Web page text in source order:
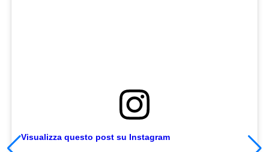
Visualizza questo post su Instagram